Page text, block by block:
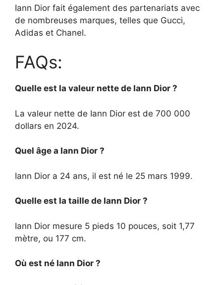
Iann Dior fait également des partenariats avec
de nombreuses marques, telles que Gucci,
Adidas et Chanel.
FAQs:
Quelle est la valeur nette de Iann Dior ?
La valeur nette de Iann Dior est de 700 000
dollars en 2024.
Quel âge a Iann Dior ?
Iann Dior a 24 ans, il est né le 25 mars 1999.
Quelle est la taille de Iann Dior ?
Iann Dior mesure 5 pieds 10 pouces, soit 1,77
mètre, ou 177 cm.
Où est né Iann Dior ?